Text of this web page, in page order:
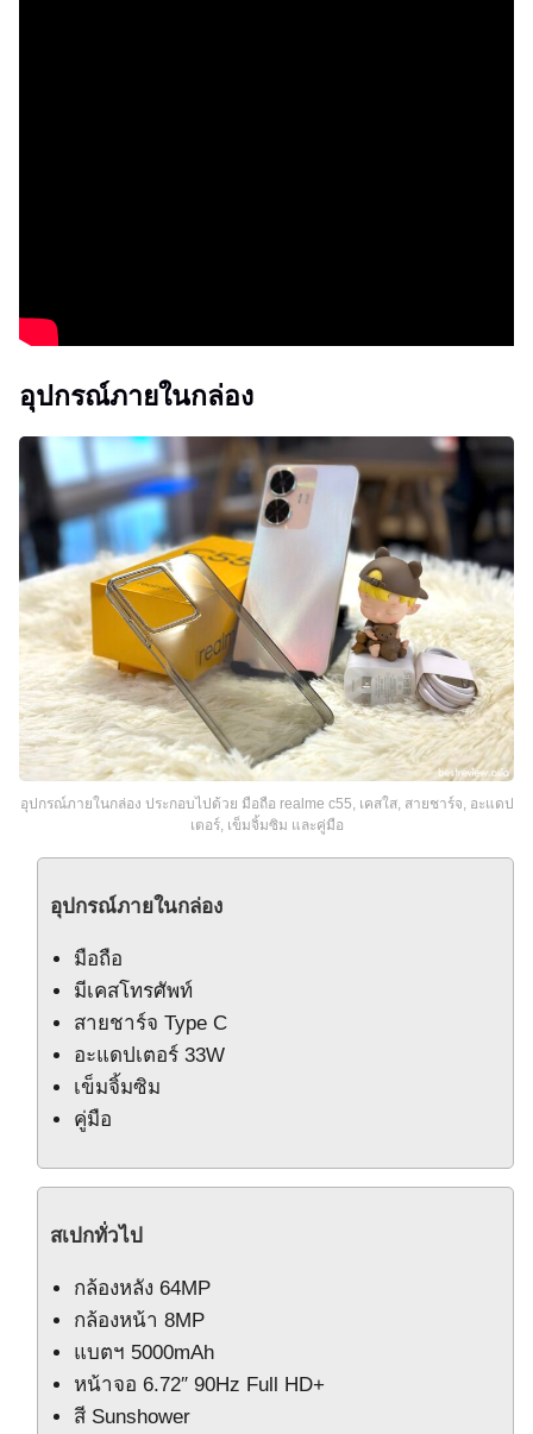
อุปกรณ์ภายในกล่อง
อุปกรณ์ภายในกล่อง ประกอบไปด้วย มือถือ realme c55, เคสใส, สายชาร์จ, อะแดป
เตอร์, เข็มจิ้มซิม และคู่มือ
อุปกรณ์ภายในกล่อง
มือถือ
มีเคสโทรศัพท์
สายชาร์จ Type C
อะแดปเตอร์ 33W
เข็มจิ้มซิม
คู่มือ
สเปกทั่วไป
กล้องหลัง 64MP
กล้องหน้า 8MP
แบตฯ 5000mAh
หน้าจอ 6.72″ 90Hz Full HD+
สี Sunshower